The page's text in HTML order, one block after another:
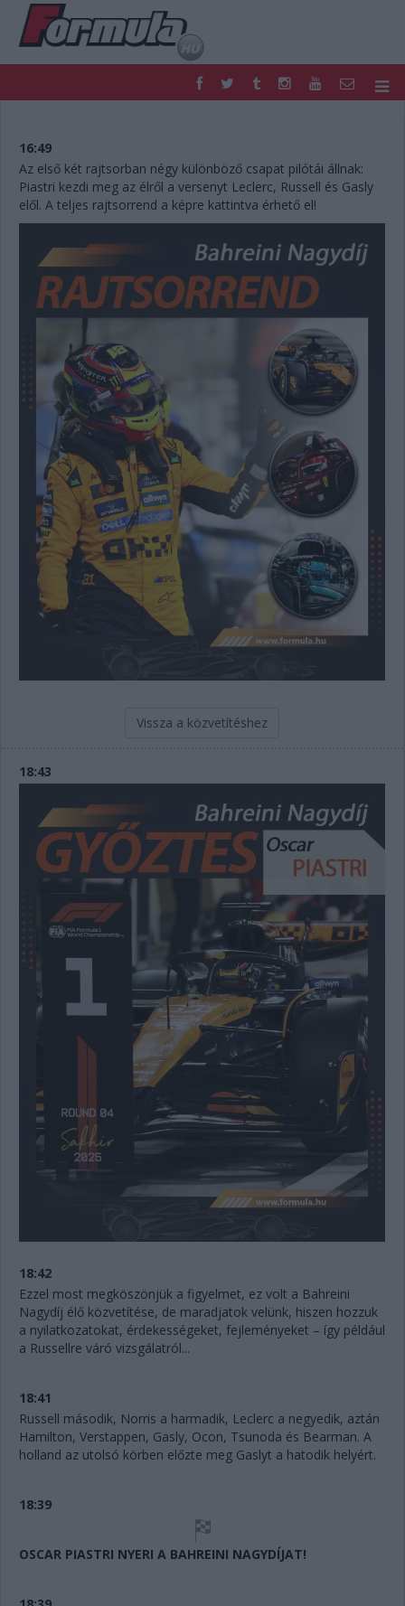
FORMULA
NEMZETKÖZI
HAZAI
RETRO
EGYÉB
PODCAST
SHOP
DIGITÁLIS MAGAZIN
PONTÁLLÁSOK
VERSENYNAPTÁRAK
16:49
Az első két rajtsorban négy különböző csapat pilótái állnak:
Piastri kezdi meg az élről a versenyt Leclerc, Russell és Gasly
elől. A teljes rajtsorrend a képre kattintva érhető el!
Vissza a közvetítéshez
18:43
18:42
Ezzel most megköszönjük a figyelmet, ez volt a Bahreini
Nagydíj élő közvetítése, de maradjatok velünk, hiszen hozzuk
a nyilatkozatokat, érdekességeket, fejleményeket – így például
a Russellre váró vizsgálatról...
18:41
Russell második, Norris a harmadik, Leclerc a negyedik, aztán
Hamilton, Verstappen, Gasly, Ocon, Tsunoda és Bearman. A
holland az utolsó körben előzte meg Gaslyt a hatodik helyért.
18:39
OSCAR PIASTRI NYERI A BAHREINI NAGYDÍJAT!